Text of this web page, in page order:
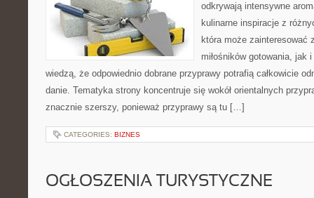
odkrywają intensywne
kulinarne inspiracje z
która może zainteresować
miłośników gotowania, jak
wiedzą, że odpowiednio dobrane przyprawy potrafią całkowicie
danie. Tematyka strony koncentruje się wokół orientalnych
znacznie szerszy, ponieważ przyprawy są tu […]
CATEGORIES: BIZNES
OGŁOSZENIA TURYSTYCZNE